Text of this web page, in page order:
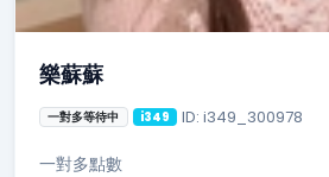
樂蘇蘇
一對多等待中 i349 ID: i349_300978
一對多點數